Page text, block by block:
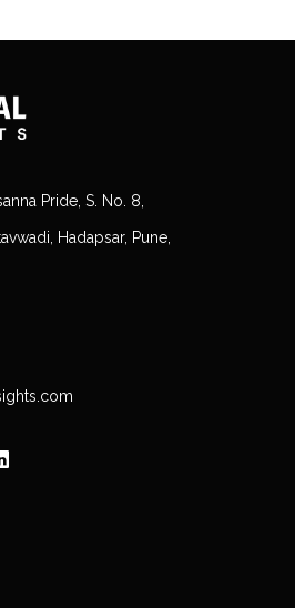
Pride, S. No. 8,
Hadapsar, Pune,